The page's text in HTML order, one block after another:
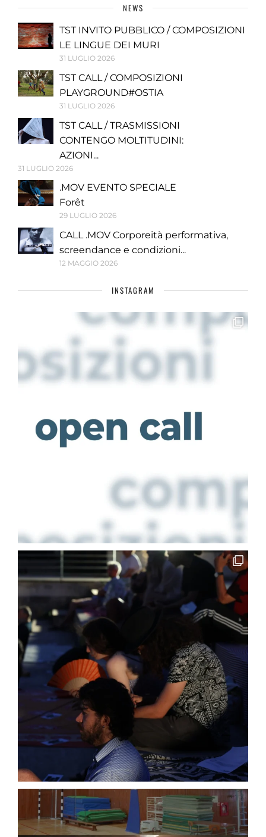
NEWS
TST INVITO PUBBLICO / COMPOSIZIONI
LE LINGUE DEI MURI
31 LUGLIO 2026
TST CALL / COMPOSIZIONI
PLAYGROUND#OSTIA
31 LUGLIO 2026
TST CALL / TRASMISSIONI
CONTENGO MOLTITUDINI:
AZIONI...
31 LUGLIO 2026
.MOV EVENTO SPECIALE
Forêt
29 LUGLIO 2026
CALL .MOV Corporeità performativa,
screendance e condizioni...
12 MAGGIO 2026
INSTAGRAM